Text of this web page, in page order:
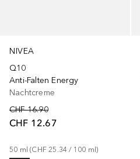
NIVEA
Q10
Anti-Falten Energy
Nachtcreme
CHF 16.90
CHF 12.67
50 ml (CHF 25.34 / 100 ml)